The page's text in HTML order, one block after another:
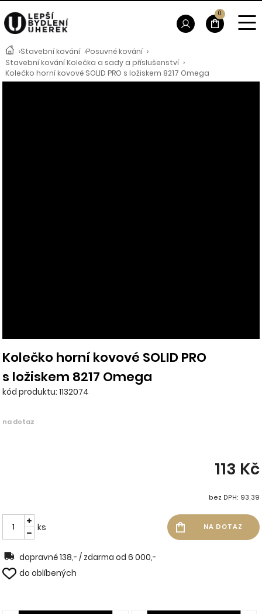
›Stavební kování ›Posuvné kování ›
Stavební kování Kolečka a sady a příslušenství ›
Kolečko horní kovové SOLID PRO s ložiskem 8217 Omega
Kolečko horní kovové SOLID PRO
s ložiskem 8217 Omega
kód produktu: 1132074
na dotaz
113 Kč
bez DPH: 93,39
ks
dopravné 138,- / zdarma od 6 000,-
do oblíbených
0